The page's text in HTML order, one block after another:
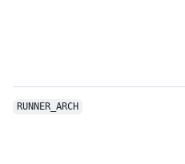
RUNNER_ARCH